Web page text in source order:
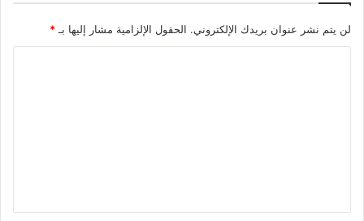
لن يتم نشر عنوان بريدك الإلكتروني. الحقول الإلزامية مشار إليها بـ *